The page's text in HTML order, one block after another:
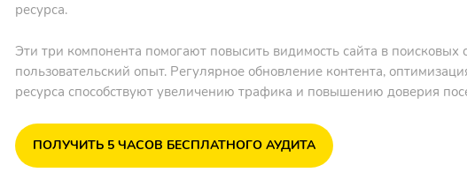
ресурса.
Эти три компонента помогают повысить видимость сайта в поисковых
пользовательский опыт. Регулярное обновление контента,
ресурса способствуют увеличению трафика и повышению доверия
ПОЛУЧИТЬ 5 ЧАСОВ БЕСПЛАТНОГО АУДИТА